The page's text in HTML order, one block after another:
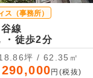
ス（事務所）
線
築地 ・徒歩2分
階 18.86坪 / 62.35㎡
290,000 円(税抜)